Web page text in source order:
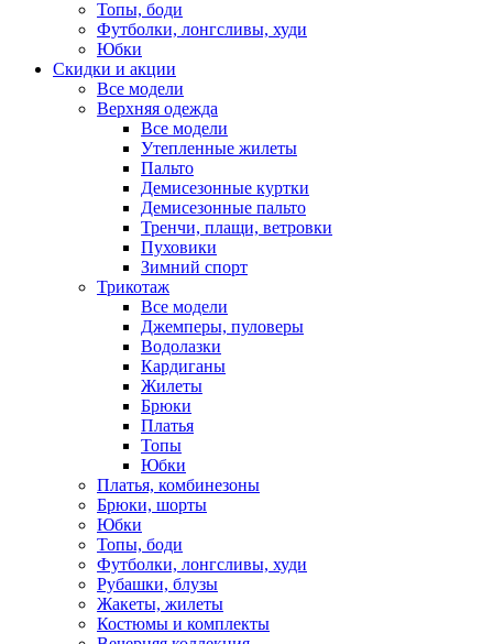
Топы, боди
Футболки, лонгсливы, худи
Юбки
Скидки и акции
Все модели
Верхняя одежда
Все модели
Утепленные жилеты
Пальто
Демисезонные куртки
Демисезонные пальто
Тренчи, плащи, ветровки
Пуховики
Зимний спорт
Трикотаж
Все модели
Джемперы, пуловеры
Водолазки
Кардиганы
Жилеты
Брюки
Платья
Топы
Юбки
Платья, комбинезоны
Брюки, шорты
Юбки
Топы, боди
Футболки, лонгсливы, худи
Рубашки, блузы
Жакеты, жилеты
Костюмы и комплекты